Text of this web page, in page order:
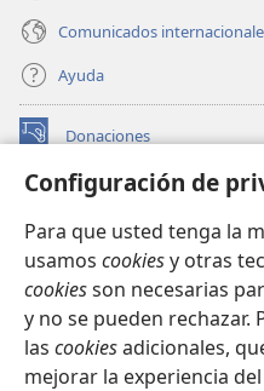
Configuración de
Para que usted tenga la
usamos cookiesy otras
cookiesson necesarias
y no se pueden rechazar.
las cookiesadicionales,
mejorar la experiencia
Comunicados
Ayuda
Donaciones
(abre
una
nueva BIBLIOTECA EN LÍNEA
una
nueva
ventana)
JW Hub
(abre
una
nueva
ventana)
JW Library
Watchtower Library